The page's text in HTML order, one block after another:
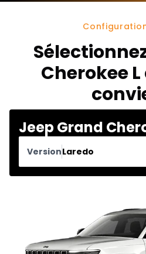
Cherokee
Jeep Grand
VersionLaredo